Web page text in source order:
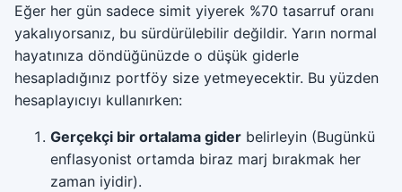
Eğer her gün sadece simit yiyerek %70 tasarruf oranı
yakalıyorsanız, bu sürdürülebilir değildir. Yarın normal
hayatınıza döndüğünüzde o düşük giderle
hesapladığınız portföy size yetmeyecektir. Bu yüzden
hesaplayıcıyı kullanırken:
Gerçekçi bir ortalama gider belirleyin (Bugünkü
enflasyonist ortamda biraz marj bırakmak her
zaman iyidir).